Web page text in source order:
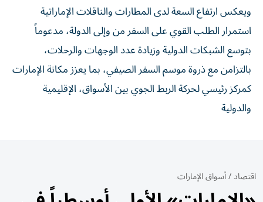
ويعكس ارتفاع السعة لدى المطارات والناقلات الإماراتية
استمرار الطلب القوي على السفر من وإلى الدولة، مدعوماً
بتوسع الشبكات الدولية وزيادة عدد الوجهات والرحلات،
بالتزامن مع ذروة موسم السفر الصيفي، بما يعزز مكانة الإمارات
كمركز رئيسي لحركة الربط الجوي بين الأسواق، الإقليمية
والدولية
اقتصاد/أسواق الإمارات